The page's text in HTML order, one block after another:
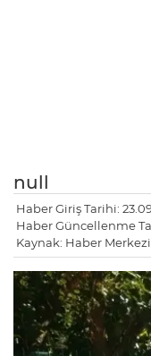
null
Haber Giriş Tarihi:
Haber Güncellenme
Kaynak: Haber Merkezi